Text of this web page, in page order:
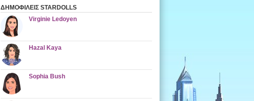
ΔΗΜΟΦΙΛΕΙΣ STARDOLLS
Virginie Ledoyen
Hazal Kaya
Sophia Bush